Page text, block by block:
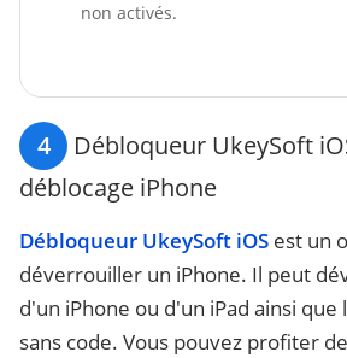
non activés.
4
Débloqueur UkeySoft
déblocage iPhone
Débloqueur UkeySoft iOS est un
déverrouiller un iPhone. Il peut
d'un iPhone ou d'un iPad ainsi
sans code. Vous pouvez profiter